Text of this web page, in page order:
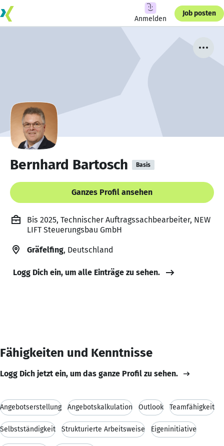
Anmelden
Job posten
Bernhard Bartosch Basis
Ganzes Profil ansehen
Bis 2025, Technischer Auftragssachbearbeiter, NEW
LIFT Steuerungsbau GmbH
Gräfelfing, Deutschland
Logg Dich ein, um alle Einträge zu sehen.
Fähigkeiten und Kenntnisse
Logg Dich jetzt ein, um das ganze Profil zu sehen.
Angebotserstellung Angebotskalkulation Outlook Teamfähigkeit
Selbstständigkeit Strukturierte Arbeitsweise Eigeninitiative